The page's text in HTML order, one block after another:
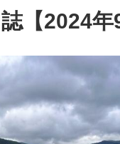
【2024年